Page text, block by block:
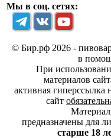
Мы в соц. сетях:
© Бир.рф 2026 -
в
При
материалов
активная гиперссылка
сайт
предназначены для
старше 18